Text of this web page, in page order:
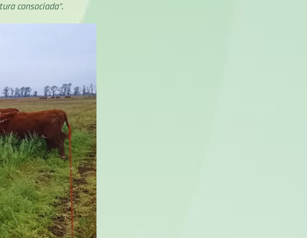
consociada”.